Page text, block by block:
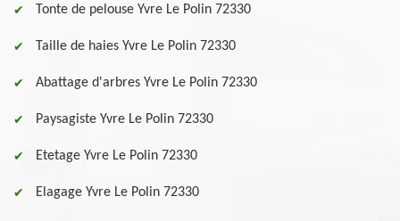
Tonte de pelouse Yvre Le Polin 72330
Taille de haies Yvre Le Polin 72330
Abattage d'arbres Yvre Le Polin 72330
Paysagiste Yvre Le Polin 72330
Etetage Yvre Le Polin 72330
Elagage Yvre Le Polin 72330